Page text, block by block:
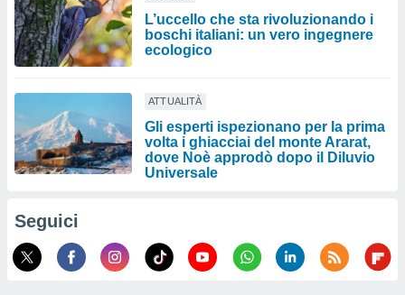
L’uccello che sta rivoluzionando i
boschi italiani: un vero ingegnere
ecologico
ATTUALITÀ
Gli esperti ispezionano per la prima
volta i ghiacciai del monte Ararat,
dove Noè approdò dopo il Diluvio
Universale
Seguici